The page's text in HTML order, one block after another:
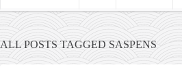
ALL POSTS TAGGED SASPENS